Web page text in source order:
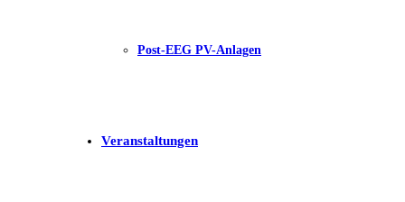
Post-EEG PV-Anlagen
Veranstaltungen